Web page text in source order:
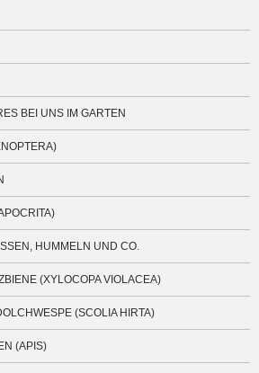
BEI UNS IM GARTEN
HUMMELN UND CO.
(XYLOCOPA VIOLACEA)
(SCOLIA HIRTA)
(APIS)